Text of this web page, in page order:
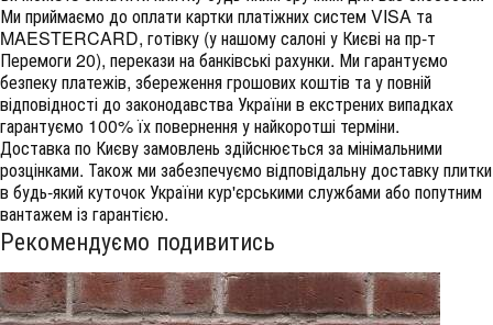
Ми приймаємо до оплати картки платіжних систем VISA та
MAESTERCARD, готівку (у нашому салоні у Києві на пр-т
Перемоги 20), перекази на банківські рахунки. Ми гарантуємо
безпеку платежів, збереження грошових коштів та у повній
відповідності до законодавства України в екстрених випадках
гарантуємо 100% їх повернення у найкоротші терміни.
Доставка по Києву замовлень здійснюється за мінімальними
розцінками. Також ми забезпечуємо відповідальну доставку плитки
в будь-який куточок України кур'єрськими службами або попутним
вантажем із гарантією.
Рекомендуємо подивитись